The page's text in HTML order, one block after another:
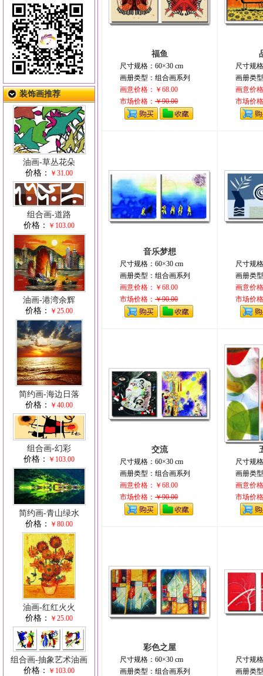
福鱼
尺寸规格：60×30 cm
画册类型：组合画系列
画意价格：￥68.00
市场价格： ￥90.00
尺寸规
画册类
画意价
市场价
音乐梦想
尺寸规格：60×30 cm
画册类型：组合画系列
画意价格：￥68.00
市场价格： ￥90.00
尺寸规
画册类
画意价
市场价
交流
尺寸规格：60×30 cm
画册类型：组合画系列
画意价格：￥68.00
市场价格： ￥90.00
尺寸规
画册类
画意价
市场价
彩色之屋
尺寸规格：60×30 cm
画册类型：组合画系列
尺寸规
画册类
装饰画推荐
油画-草丛花朵
价格：
￥31.00
组合画-道路
价格：
￥103.00
油画-港湾余辉
价格：
￥25.00
简约画-海边日落
价格：
￥40.00
组合画-幻彩
价格：
￥103.00
简约画-青山绿水
价格：
￥80.00
油画-红红火火
价格：
￥25.00
组合画-抽象艺术油画
价格：
￥103.00